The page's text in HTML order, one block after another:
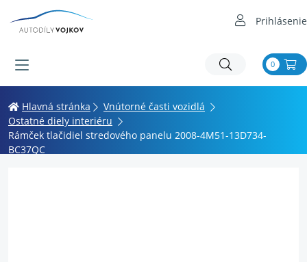
Prihlásenie
0
Hlavná stránka
Vnútorné časti vozidlá
Ostatné diely interiéru
Rámček tlačidiel stredového panelu 2008-4M51-13D734-
BC37QC